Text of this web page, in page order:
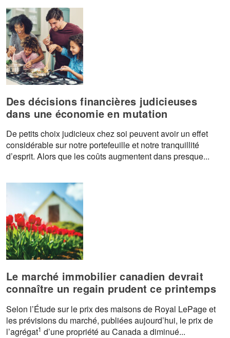
Des décisions financières judicieuses
dans une économie en mutation
De petits choix judicieux chez soi peuvent avoir un effet
considérable sur notre portefeuille et notre tranquillité
d’esprit. Alors que les coûts augmentent dans presque...
Le marché immobilier canadien devrait
connaître un regain prudent ce printemps
Selon l’Étude sur le prix des maisons de Royal LePage et
les prévisions du marché, publiées aujourd’hui, le prix de
l’agrégat1 d’une propriété au Canada a diminué...